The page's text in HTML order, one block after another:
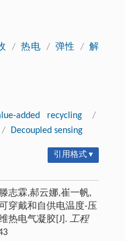
/ 热电 / 弹性 / 解
added recycling
/
/ Decoupled sensing
引用格式 ▾
志霖,郝云娜,崔一帆,
穿戴和自供电温度-压
热电气凝胶[J]. 工程